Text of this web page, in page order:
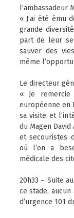
l’ambassadeur
« J’ai été ému
grande
part de leur
sauver des
même
Le directeur
« Je
européenne en
sa visite et
du Magen
et secouristes
où l’on a
médicale des
20h33 – Suite
ce stade,
d’urgence 101